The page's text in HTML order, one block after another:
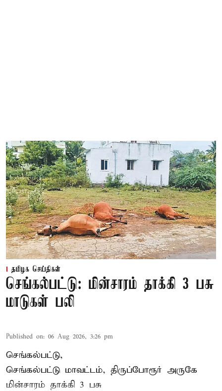
தமிழக செய்திகள்
செங்கல்பட்டு: மின்சாரம் தாக்கி 3 பசு
மாடுகள் பலி
Published on: 06 Aug 2026, 3:26 pm
செங்கல்பட்டு,
செங்கல்பட்டு மாவட்டம், திருப்போரூர் அருகே
மின்சாரம் தாக்கி 3 பசு